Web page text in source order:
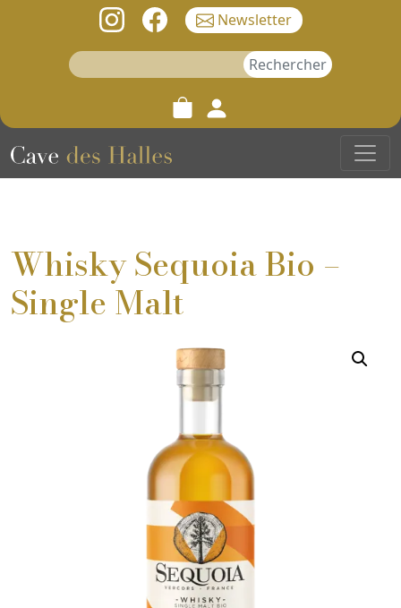
Newsletter
Rechercher :
Whisky Sequoia Bio –
Single Malt